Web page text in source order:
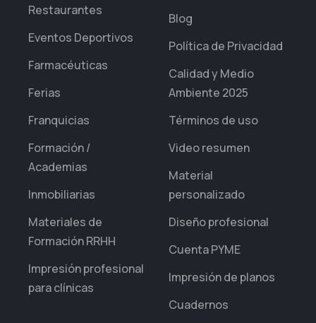
Restaurantes
Eventos Deportivos
Farmacéuticas
Ferias
Franquicias
Formación /
Academias
Inmobiliarias
Materiales de
Formación RRHH
Impresión profesional
para clínicas
Blog
Política de Privacidad
Calidad y Medio
Ambiente 2025
Términos de uso
Video resumen
Material
personalizado
Diseño profesional
Cuenta PYME
Impresión de planos
Cuadernos